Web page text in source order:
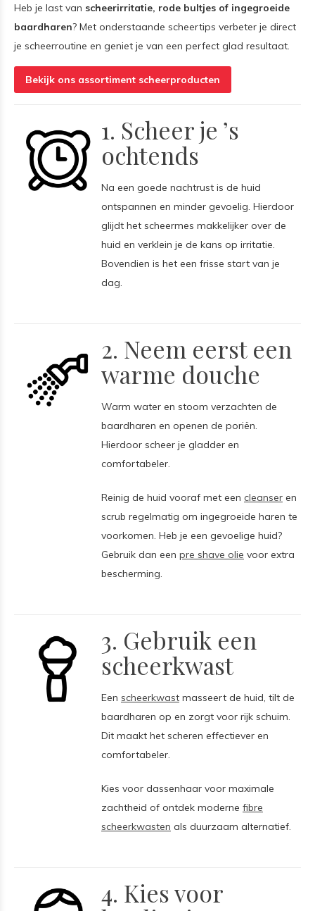
Heb je last van scheerirritatie, rode bultjes of ingegroeide
baardharen? Met onderstaande scheertips verbeter je direct
je scheerroutine en geniet je van een perfect glad resultaat.
Bekijk ons assortiment scheerproducten
1. Scheer je ’s
ochtends
Na een goede nachtrust is de huid
ontspannen en minder gevoelig. Hierdoor
glijdt het scheermes makkelijker over de
huid en verklein je de kans op irritatie.
Bovendien is het een frisse start van je
dag.
2. Neem eerst een
warme douche
Warm water en stoom verzachten de
baardharen en openen de poriën.
Hierdoor scheer je gladder en
comfortabeler.
Reinig de huid vooraf met een cleanser en
scrub regelmatig om ingegroeide haren te
voorkomen. Heb je een gevoelige huid?
Gebruik dan een pre shave olie voor extra
bescherming.
3. Gebruik een
scheerkwast
Een scheerkwast masseert de huid, tilt de
baardharen op en zorgt voor rijk schuim.
Dit maakt het scheren effectiever en
comfortabeler.
Kies voor dassenhaar voor maximale
zachtheid of ontdek moderne fibre
scheerkwasten als duurzaam alternatief.
4. Kies voor